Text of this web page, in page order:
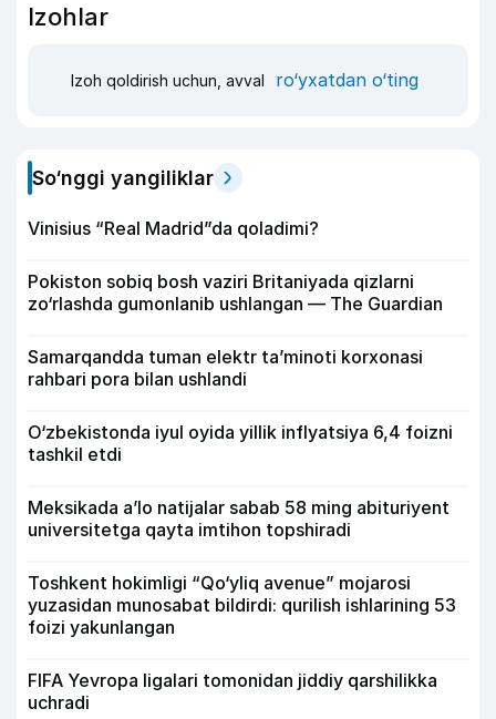
Izohlar
Izoh qoldirish uchun, avval ro‘yxatdan o‘ting
So‘nggi yangiliklar
Vinisius “Real Madrid”da qoladimi?
Pokiston sobiq bosh vaziri Britaniyada qizlarni
zo‘rlashda gumonlanib ushlangan — The Guardian
Samarqandda tuman elektr ta’minoti korxonasi
rahbari pora bilan ushlandi
O‘zbekistonda iyul oyida yillik inflyatsiya 6,4 foizni
tashkil etdi
Meksikada a’lo natijalar sabab 58 ming abituriyent
universitetga qayta imtihon topshiradi
Toshkent hokimligi “Qo‘yliq avenue” mojarosi
yuzasidan munosabat bildirdi: qurilish ishlarining 53
foizi yakunlangan
FIFA Yevropa ligalari tomonidan jiddiy qarshilikka
uchradi